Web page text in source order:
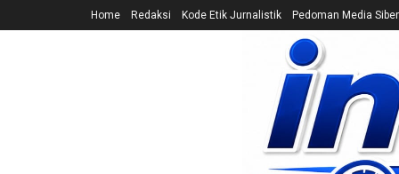
Home Redaksi Kode Etik Jurnalistik Pedoman Media Siber